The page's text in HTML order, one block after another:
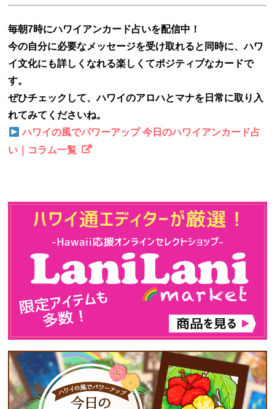
毎朝7時にハワイアンカード占いを配信中！
今の自分に必要なメッセージを受け取れると同時に、ハワ
イ文化にも詳しくなれる楽しくてポジティブなカードで
す。
ぜひチェックして、ハワイのアロハとマナを日常に取り入
れてみてくださいね。
ハワイの風でパワーアップ 今日のハワイアンカード占
い｜コラム一覧